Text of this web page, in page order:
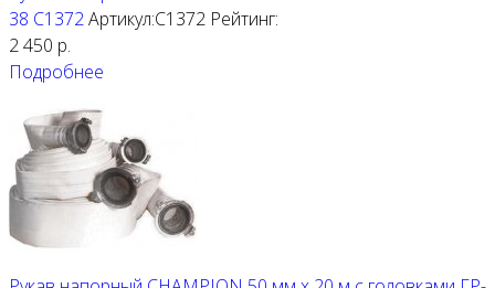
38 C1372Артикул:C1372 Рейтинг:
2 450 р.
Подробнее